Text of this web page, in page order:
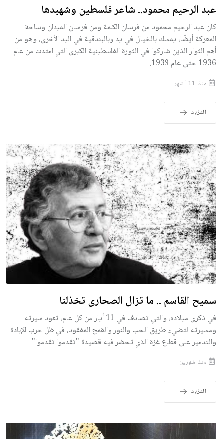
عبد الرحيم محمود.. شاعر فلسطين وشهيدها
كان عبد الرحيم محمود من فرسان الكلمة ومن فرسان الميدان وساحة
المعركة أيضًا، يمسك بالخيال في يد وبالبندقية في اليد الأخرى، وهو من
أهم الثوار الذين شاركوا في الثورة الفلسطينية الكبرى التي امتدت من عام
1936 حتى عام 1939.
منذ 11 أشهر
المزيد
سميح القاسم .. ما تزال الصحارى تخذلنا
في ذكرى ميلاده، والتي تصادف في 11 أيار من كل عام، تعود سيرته
ومسيرته لتضيء طريق الحب والنور والقمح المفقود، في ظل حرب الإبادة
والتدمير على قطاع غزة الذي تحضر فيه قصيدة "تقدموا تقدموا"
منذ شهرين
المزيد